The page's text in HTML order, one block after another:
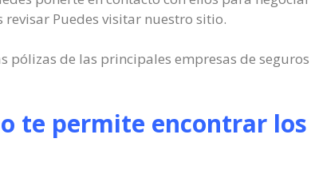
revisar Puedes visitar nuestro sitio.
de las principales empresas de
te permite encontrar